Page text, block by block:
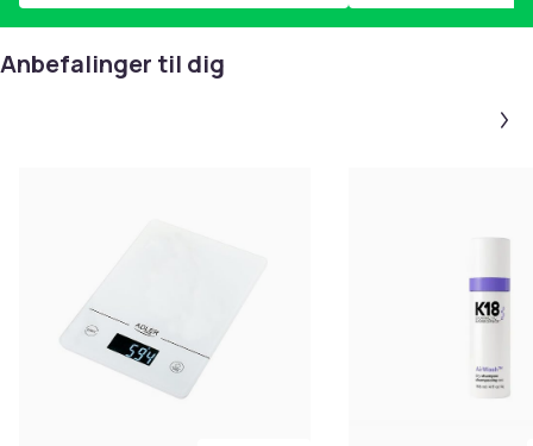
Anbefalinger til dig